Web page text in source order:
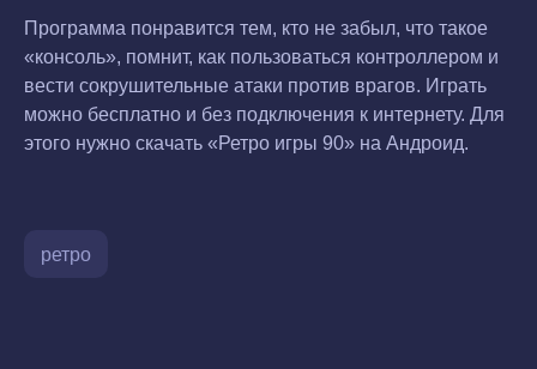
Программа понравится тем, кто не забыл, что такое
«консоль», помнит, как пользоваться контроллером и
вести сокрушительные атаки против врагов. Играть
можно бесплатно и без подключения к интернету. Для
этого нужно скачать «Ретро игры 90» на Андроид.
ретро